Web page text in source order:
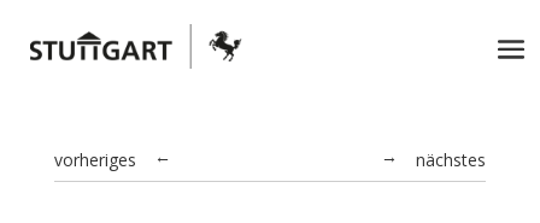
← nächstes
vorheriges →